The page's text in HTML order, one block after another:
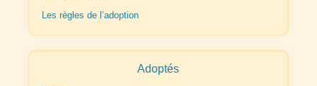
Les règles de l’adoption
Adoptés